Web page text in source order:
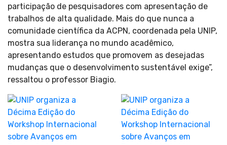
participação de pesquisadores com apresentação de
trabalhos de alta qualidade. Mais do que nunca a
comunidade científica da ACPN, coordenada pela UNIP,
mostra sua liderança no mundo acadêmico,
apresentando estudos que promovem as desejadas
mudanças que o desenvolvimento sustentável exige”,
ressaltou o professor Biagio.